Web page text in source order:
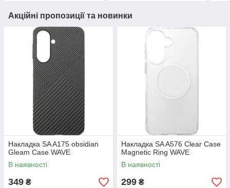
Акційні пропозиції та новинки
Накладка SA A175 obsidian
Gleam Case WAVE
В наявності
349 ₴
Накладка SA A576 Clear Case
Magnetic Ring WAVE
В наявності
299 ₴